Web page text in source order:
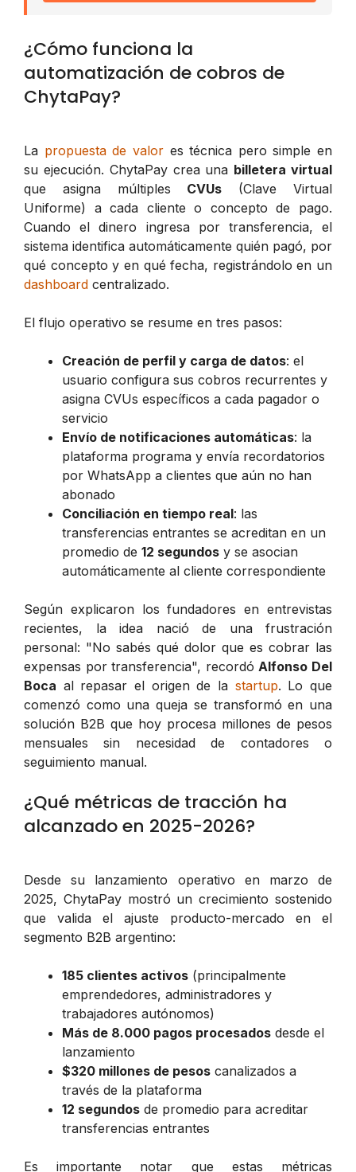
¿Cómo funciona la
automatización de cobros de
ChytaPay?
La propuesta de valores técnica pero simple en
su ejecución. ChytaPay crea una billetera virtual
que asigna múltiples CVUs (Clave Virtual
Uniforme) a cada cliente o concepto de pago.
Cuando el dinero ingresa por transferencia, el
sistema identifica automáticamente quién pagó, por
qué concepto y en qué fecha, registrándolo en un
dashboard centralizado.
El flujo operativo se resume en tres pasos:
Creación de perfil y carga de datos: el
usuario configura sus cobros recurrentes y
asigna CVUs específicos a cada pagador o
servicio
Envío de notificaciones automáticas: la
plataforma programa y envía recordatorios
por WhatsApp a clientes que aún no han
abonado
Conciliación en tiempo real: las
transferencias entrantes se acreditan en un
promedio de 12 segundos y se asocian
automáticamente al cliente correspondiente
Según explicaron los fundadores en entrevistas
recientes, la idea nació de una frustración
personal: "No sabés qué dolor que es cobrar las
expensas por transferencia", recordóAlfonso Del
Boca al repasar el origen de la startup. Lo que
comenzó como una queja se transformó en una
solución B2B que hoy procesa millones de pesos
mensuales sin necesidad de contadores o
seguimiento manual.
¿Qué métricas de tracción ha
alcanzado en 2025-2026?
Desde su lanzamiento operativo en marzo de
2025, ChytaPay mostró un crecimiento sostenido
que valida el ajuste producto-mercado en el
segmento B2B argentino:
185 clientes activos (principalmente
emprendedores, administradores y
trabajadores autónomos)
Más de 8.000 pagos procesados desde el
lanzamiento
$320 millones de pesos canalizados a
través de la plataforma
12 segundos de promedio para acreditar
transferencias entrantes
Es importante notar que estas métricas